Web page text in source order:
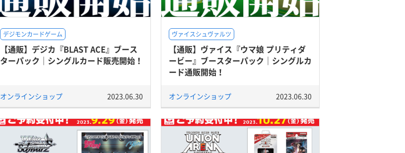
デジモンカードゲーム
【通販】デジカ『BLAST ACE』ブース
ターパック｜シングルカード販売開始！
オンラインショップ 2023.06.30
ヴァイスシュヴァルツ
【通販】ヴァイス『ウマ娘 プリティダ
ービー』ブースターパック｜シングルカ
ード通販開始！
オンラインショップ 2023.06.30